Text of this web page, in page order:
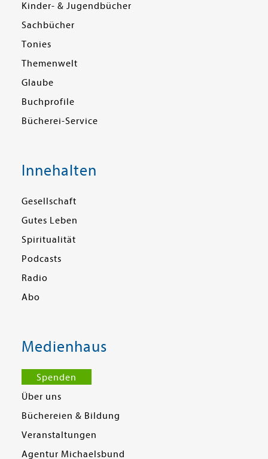
Kinder- & Jugendbücher
Sachbücher
Tonies
Themenwelt
Glaube
Buchprofile
Bücherei-Service
Innehalten
Gesellschaft
Gutes Leben
Spiritualität
Podcasts
Radio
Abo
Medienhaus
Spenden
Über uns
Büchereien & Bildung
Veranstaltungen
Agentur Michaelsbund